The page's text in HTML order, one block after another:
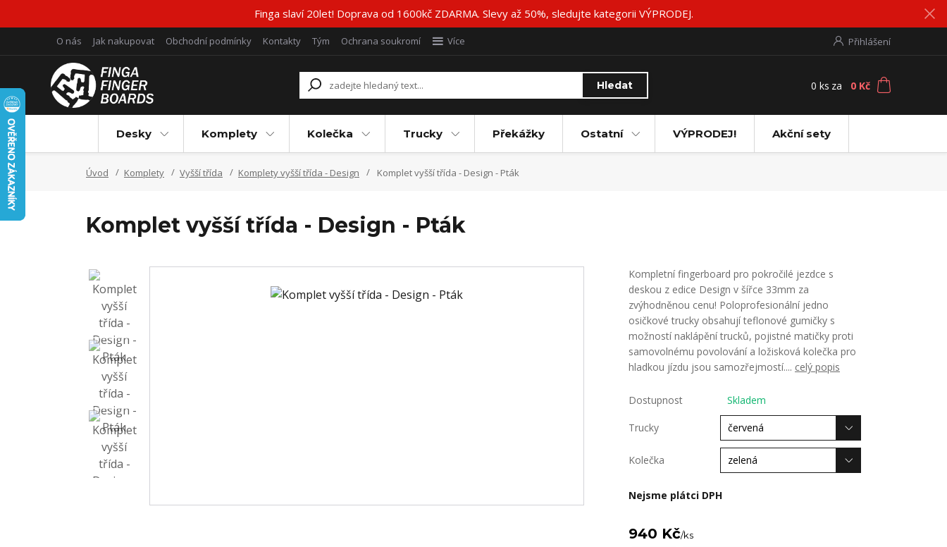
Finga slaví 20let! Doprava od 1600kč ZDARMA. Slevy až 50%, sledujte kategorii VÝPRODEJ.
O nás Jak nakupovat Obchodní podmínky Kontakty Tým Ochrana soukromí Více Přihlášení
Hledat 0 ks za 0 Kč
Desky Komplety Kolečka Trucky Překážky Ostatní VÝPRODEJ! Akční sety
Úvod Komplety Vyšší třída Komplety vyšší třída - Design Komplet vyšší třída - Design - Pták
Komplet vyšší třída - Design - Pták
Kompletní fingerboard pro pokročilé jezdce s
deskou z edice Design v šířce 33mm za
zvýhodněnou cenu! Poloprofesionální jedno
osičkové trucky obsahují teflonové gumičky s
možností naklápění trucků, pojistné matičky proti
samovolnému povolování a ložisková kolečka pro
hladkou jízdu jsou samozřejmostí.... celý popis
Dostupnost Skladem
Trucky
Kolečka
Nejsme plátci DPH
940 Kč/ks